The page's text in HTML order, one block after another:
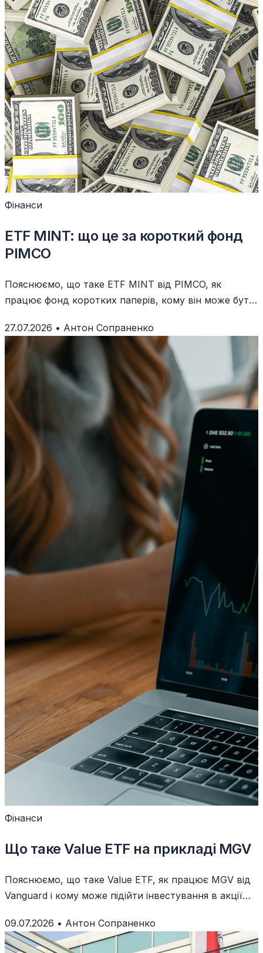
Фінанси
ETF MINT: що це за короткий фонд
PIMCO
Пояснюємо, що таке ETF MINT від PIMCO, як
працює фонд коротких паперів, кому він може бути
27.07.2026 • Антон Сопраненко
Фінанси
Що таке Value ETF на прикладі MGV
Пояснюємо, що таке Value ETF, як працює MGV від
Vanguard і кому може підійти інвестування в акції
09.07.2026 • Антон Сопраненко